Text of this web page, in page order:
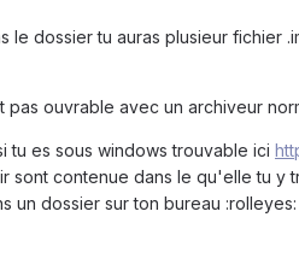
dossier tu auras plusieur fichier
ouvrable avec un archiveur
tu es sous windows trouvable ici
contenue dans le qu'elle tu y
un dossier sur ton bureau :rolleyes: